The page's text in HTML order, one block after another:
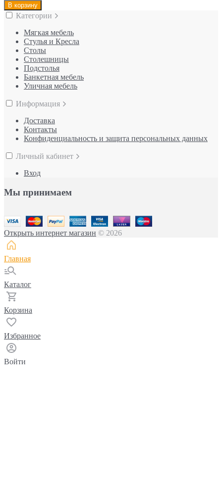
В корзину
Категории
Мягкая мебель
Стулья и Кресла
Столы
Столешницы
Подстолья
Банкетная мебель
Уличная мебель
Информация
Доставка
Контакты
Конфиденциальность и защита персональных данных
Личный кабинет
Вход
Мы принимаем
Открыть интернет магазин © 2026
Главная
Каталог
Корзина
Избранное
Войти